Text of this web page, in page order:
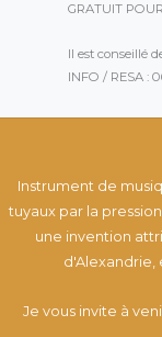
GRATUIT
Il est conseillé
INFO / RESA :
Instrument de
tuyaux par la
une invention
d'Alexandrie,
Je vous invite à